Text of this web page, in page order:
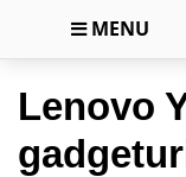
MENU
Lenovo